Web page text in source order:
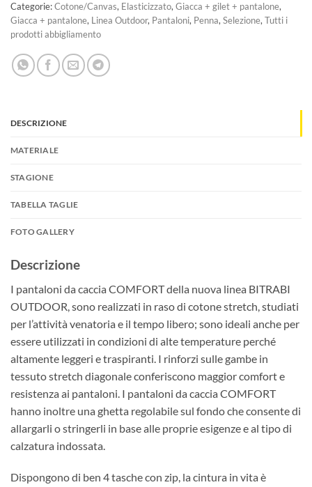
Categorie:Cotone/Canvas, Elasticizzato, Giacca + gilet + pantalone,
Giacca + pantalone, Linea Outdoor, Pantaloni, Penna, Selezione, Tutti i
prodotti abbigliamento
DESCRIZIONE
MATERIALE
STAGIONE
TABELLA TAGLIE
FOTO GALLERY
Descrizione
I pantaloni da caccia COMFORT della nuova linea BITRABI
OUTDOOR, sono realizzati in raso di cotone stretch, studiati
per l’attività venatoria e il tempo libero; sono ideali anche per
essere utilizzati in condizioni di alte temperature perché
altamente leggeri e traspiranti. I rinforzi sulle gambe in
tessuto stretch diagonale conferiscono maggior comfort e
resistenza ai pantaloni. I pantaloni da caccia COMFORT
hanno inoltre una ghetta regolabile sul fondo che consente di
allargarli o stringerli in base alle proprie esigenze e al tipo di
calzatura indossata.
Dispongono di ben 4 tasche con zip, la cintura in vita è